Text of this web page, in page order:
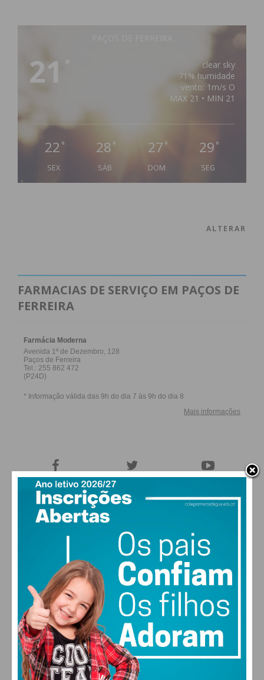
21
clear sky
71% humidade
vento: 1m/s O
MAX 21 • MIN 21
22 °
SEX
28 °
SÁB
27 °
DOM
29 °
SEG
ALTERAR
FARMACIAS DE SERVIÇO EM PAÇOS DE
FERREIRA
27,0k
Fans Followers Subscribers
577
Readers
MAIS POPULARES